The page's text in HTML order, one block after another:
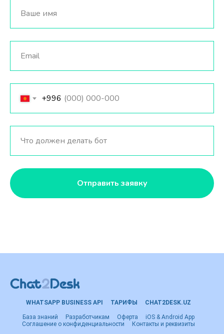
+996
Отправить заявку
WHATSAPP BUSINESS API ТАРИФЫ CHAT2DESK.UZ
База знаний Разработчикам Оферта
iOS & Android App
Соглашение о конфиденциальности
Контакты и реквизиты